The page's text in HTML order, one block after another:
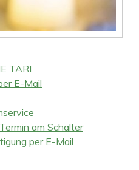
TARI
E-Mail
am Schalter
per E-Mail